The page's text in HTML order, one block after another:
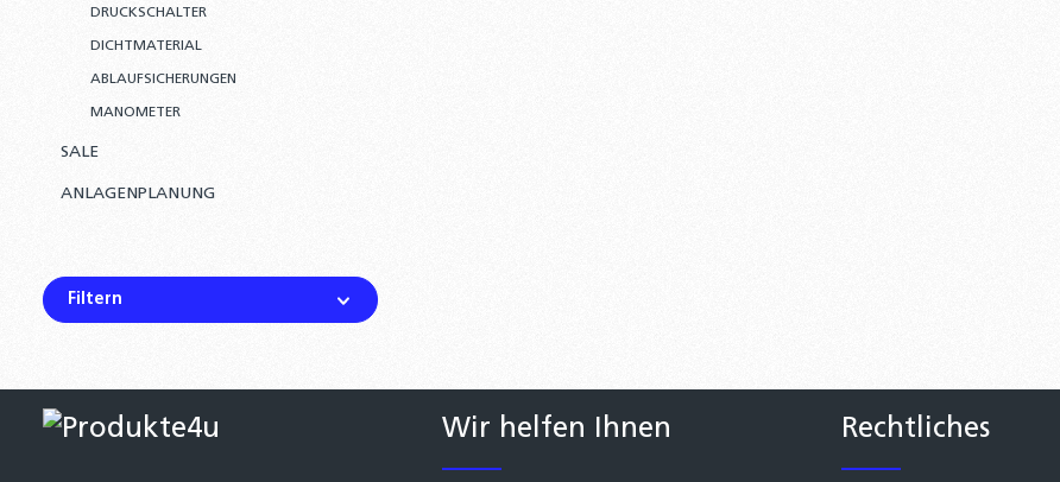
DRUCKSCHALTER
DICHTMATERIAL
ABLAUFSICHERUNGEN
MANOMETER
SALE
ANLAGENPLANUNG
Filtern
Wir helfen Ihnen Rechtliches